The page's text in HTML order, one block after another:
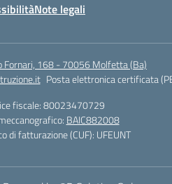
Note legali
Fornari, 168 - 70056 Molfetta (Ba)
Posta elettronica certificata
fiscale: 80023470729
BAIC882008
di fatturazione (CUF): UFEUNT